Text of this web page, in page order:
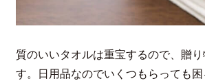
質のいいタオルは重宝するので、贈
す。日用品なのでいくつもらっても